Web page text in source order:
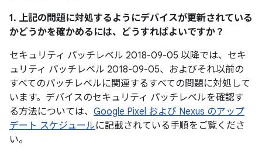
1. 上記の問題に対処するようにデバイスが更新されている
かどうかを確かめるには、どうすればよいですか？
セキュリティ パッチレベル 2018-09-05 以降では、セキ
ュリティ パッチレベル 2018-09-05、およびそれ以前の
すべてのパッチレベルに関連するすべての問題に対処して
います。デバイスのセキュリティ パッチレベルを確認す
る方法については、 Google Pixel および Nexus のアップ
デート スケジュールに記載されている手順をご覧くださ
い。